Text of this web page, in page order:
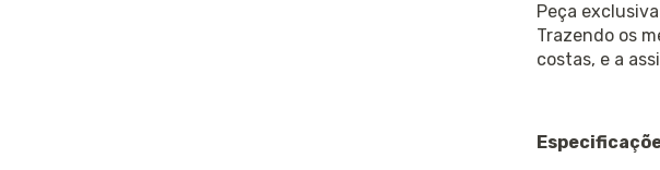
Peça
Trazendo os
costas, e a